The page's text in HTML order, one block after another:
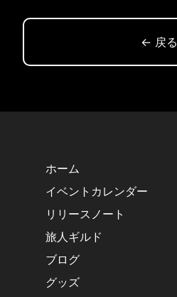
← 戻る
ホーム
イベントカレンダー
リリースノート
旅人ギルド
ブログ
グッズ